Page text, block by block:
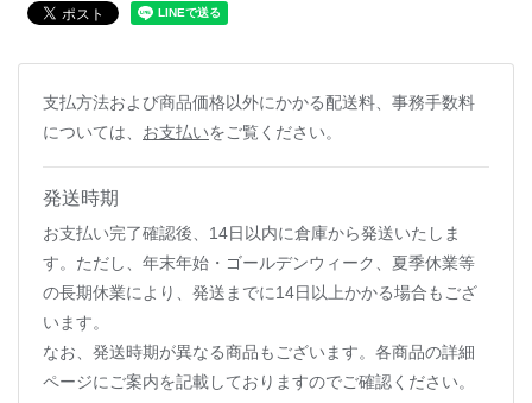
支払方法および商品価格以外にかかる配送料、事務手数料
については、 お支払いをご覧ください。
発送時期
お支払い完了確認後、14日以内に倉庫から発送いたしま
す。ただし、年末年始・ゴールデンウィーク、夏季休業等
の長期休業により、発送までに14日以上かかる場合もござ
います。
なお、発送時期が異なる商品もございます。各商品の詳細
ページにご案内を記載しておりますのでご確認ください。